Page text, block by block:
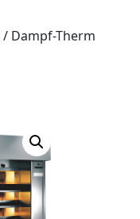
/ Dampf-Therm